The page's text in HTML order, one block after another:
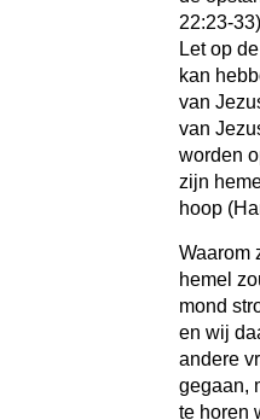
22:23-
Let op
kan
van
van
worden
zijn
hoop
Waarom
hemel
mond
en wij
andere
gegaan,
te horen